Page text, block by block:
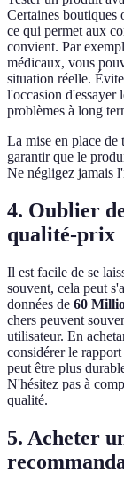
Certaines boutiques
ce qui permet aux
convient. Par
médicaux, vous
situation réelle.
l'occasion d'essayer
problèmes à long
La mise en place de
garantir que le
Ne négligez jamais
4. Oublier
qualité-prix
Il est facile de se
souvent, cela peut
données de 60
chers peuvent
utilisateur. En
considérer le
peut être plus
N'hésitez pas à
qualité.
5. Acheter